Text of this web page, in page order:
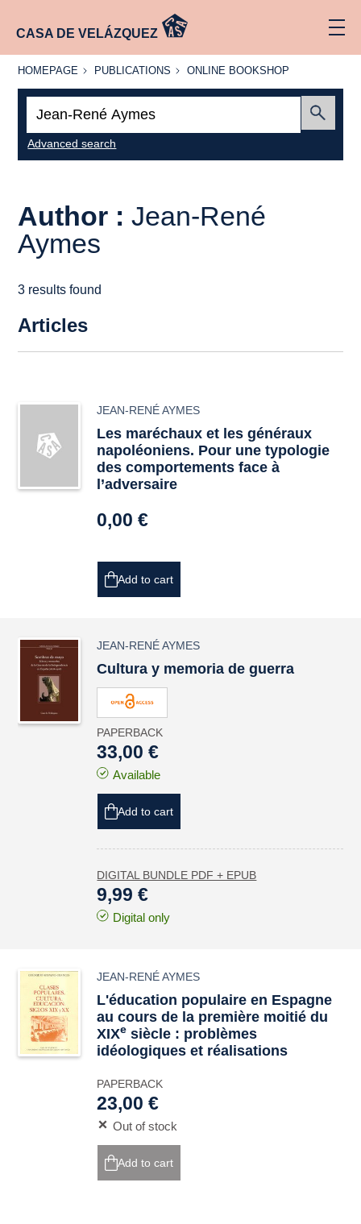
CASA DE VELÁZQUEZ
HOMEPAGE
HOMEPAGE PUBLICATIONS
PUBLICATIONS
ONLINE
ONLINE BOOKSHOP
Advanced search
Author :Jean-René
Aymes
3 results found
Articles
JEAN-RENÉ AYMES
Les maréchaux et les généraux
napoléoniens. Pour une typologie
des comportements face à
l’adversaire
0,00 €
Add to cart
JEAN-RENÉ AYMES
Cultura y memoria de guerra
PAPERBACK
33,00 €
Available
Add to cart
DIGITAL BUNDLE PDF + EPUB
9,99 €
Digital only
JEAN-RENÉ AYMES
L'éducation populaire en Espagne
au cours de la première moitié du
XIXe siècle : problèmes
idéologiques et réalisations
PAPERBACK
23,00 €
Out of stock
Add to cart